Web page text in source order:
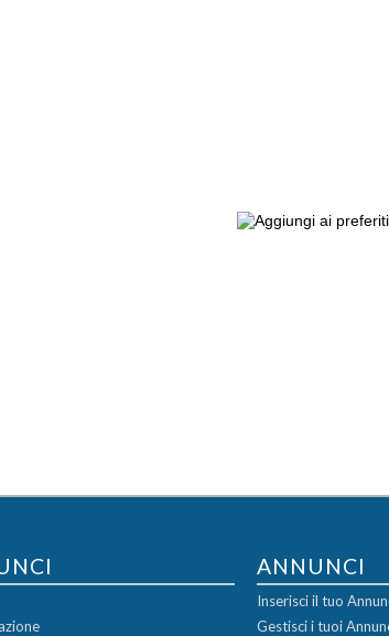
ANNUNCI
Inserisci il tuo
Gestisci i tuoi